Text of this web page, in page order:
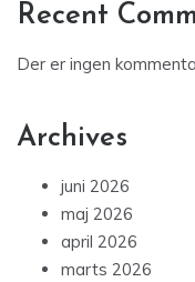
Recent
Der er ingen
Archives
juni 2026
maj 2026
april 2026
marts 2026